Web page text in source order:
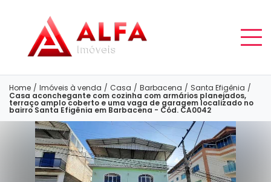
Home / Imóveis à venda / Casa / Barbacena / Santa Efigênia /
Casa aconchegante com cozinha com armários planejados,
terraço amplo coberto e uma vaga de garagem localizado no
bairro Santa Efigênia em Barbacena - Cód. CA0042